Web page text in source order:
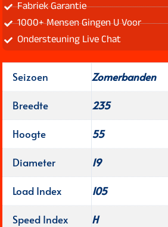
Fabriek Garantie
1000+ Mensen Gingen U Voor
Ondersteuning Live Chat
Seizoen
Zomerbanden
Breedte
235
Hoogte
55
Diameter
19
Load Index
105
Speed Index
H